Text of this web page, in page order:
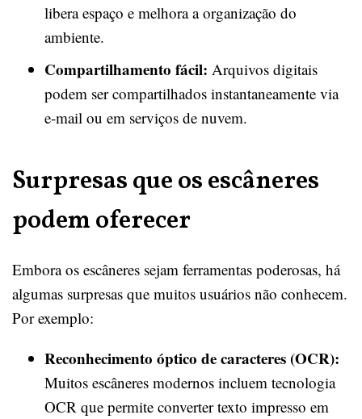
libera espaço e melhora a organização do
ambiente.
Compartilhamento fácil: Arquivos digitais
podem ser compartilhados instantaneamente via
e-mail ou em serviços de nuvem.
Surpresas que os escâneres
podem oferecer
Embora os escâneres sejam ferramentas poderosas, há
algumas surpresas que muitos usuários não conhecem.
Por exemplo:
Reconhecimento óptico de caracteres (OCR):
Muitos escâneres modernos incluem tecnologia
OCR que permite converter texto impresso em